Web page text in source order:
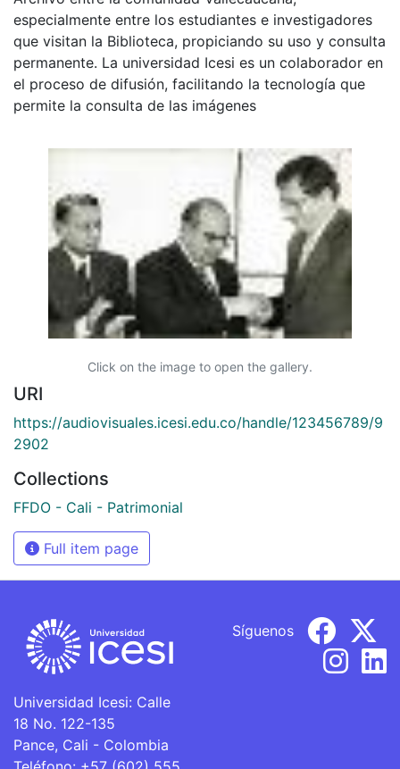
especialmente entre los estudiantes e investigadores
que visitan la Biblioteca, propiciando su uso y consulta
permanente. La universidad Icesi es un colaborador en
el proceso de difusión, facilitando la tecnología que
permite la consulta de las imágenes
Click on the image to open the gallery.
URI
https://audiovisuales.icesi.edu.co/handle/123456789/9
2902
Collections
FFDO - Cali - Patrimonial
Full item page
Universidad Icesi: Calle
18 No. 122-135
Pance, Cali - Colombia
Síguenos